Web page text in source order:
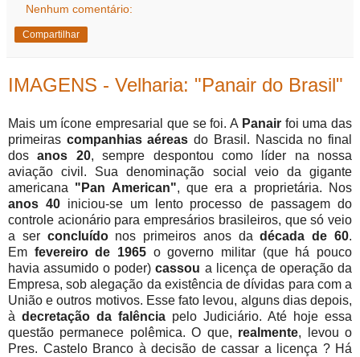
Nenhum comentário:
Compartilhar
IMAGENS - Velharia: "Panair do Brasil"
Mais um ícone empresarial que se foi. A Panairfoi uma das
primeiras companhias aéreasdo Brasil. Nascida no final
dosanos 20, sempre despontou como líder na nossa
aviação civil. Sua denominação social veio da gigante
americana "Pan American", que era a proprietária. Nos
anos 40 iniciou-se um lento processo de passagem do
controle acionário para empresários brasileiros, que só veio
a ser concluídonos primeiros anos dadécada de 60.
Em fevereiro de 1965 o governo militar (que há pouco
havia assumido o poder) cassou a licença de operação da
Empresa, sob alegação da existência de dívidas para com a
União e outros motivos. Esse fato levou, alguns dias depois,
à decretação da falência pelo Judiciário. Até hoje essa
questão permanece polêmica. O que, realmente, levou o
Pres. Castelo Branco à decisão de cassar a licença ? Há